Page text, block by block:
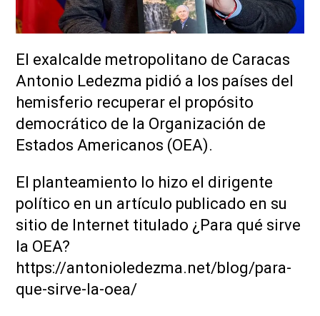
El exalcalde metropolitano de Caracas
Antonio Ledezma pidió a los países del
hemisferio recuperar el propósito
democrático de la Organización de
Estados Americanos (OEA).
El planteamiento lo hizo el dirigente
político en un artículo publicado en su
sitio de Internet titulado ¿Para qué sirve
la OEA?
https://antonioledezma.net/blog/para-
que-sirve-la-oea/